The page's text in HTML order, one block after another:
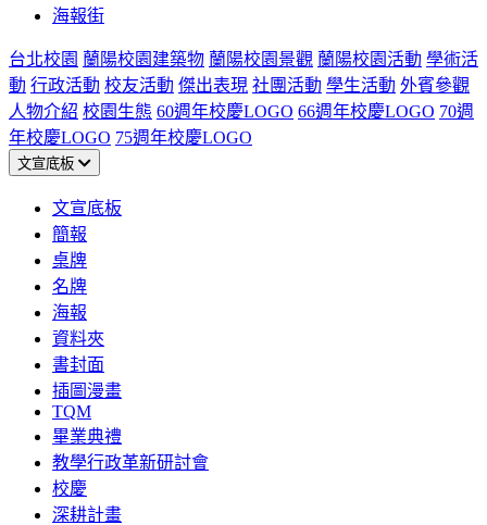
海報街
台北校園 蘭陽校園建築物 蘭陽校園景觀 蘭陽校園活動 學術活
動 行政活動 校友活動 傑出表現 社團活動 學生活動 外賓參觀
人物介紹 校園生態 60週年校慶LOGO 66週年校慶LOGO 70週
年校慶LOGO 75週年校慶LOGO
文宣底板
文宣底板
簡報
桌牌
名牌
海報
資料夾
書封面
插圖漫畫
TQM
畢業典禮
教學行政革新研討會
校慶
深耕計畫